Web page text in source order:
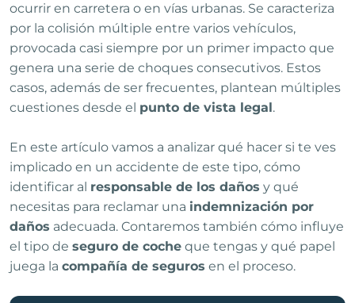
ocurrir en carretera o en vías urbanas. Se caracteriza
por la colisión múltiple entre varios vehículos,
provocada casi siempre por un primer impacto que
genera una serie de choques consecutivos. Estos
casos, además de ser frecuentes, plantean múltiples
cuestiones desde el punto de vista legal .
En este artículo vamos a analizar qué hacer si te ves
implicado en un accidente de este tipo, cómo
identificar al responsable de los daños y qué
necesitas para reclamar una indemnización por
daños adecuada. Contaremos también cómo influye
el tipo de seguro de coche que tengas y qué papel
juega la compañía de seguros en el proceso.